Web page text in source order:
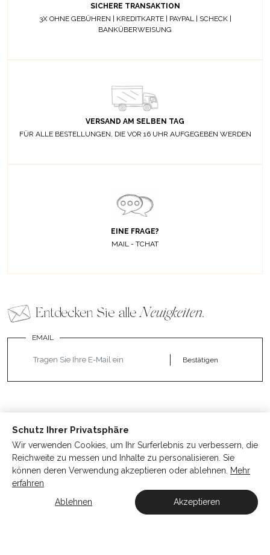
SICHERE TRANSAKTION
3X OHNE GEBÜHREN | KREDITKARTE | PAYPAL | SCHECK |
BANKÜBERWEISUNG
VERSAND AM SELBEN TAG
FÜR ALLE BESTELLUNGEN, DIE VOR 16 UHR AUFGEGEBEN WERDEN
EINE FRAGE?
MAIL - TCHAT
Entdecken Sie alleNeuigkeiten.
EMAIL
Bestätigen
Schutz Ihrer Privatsphäre
Wir verwenden Cookies, um Ihr Surferlebnis zu verbessern, die
Reichweite zu messen und Inhalte zu personalisieren. Sie
können deren Verwendung akzeptieren oder ablehnen.
Mehr
erfahren
Ablehnen
Akzeptieren